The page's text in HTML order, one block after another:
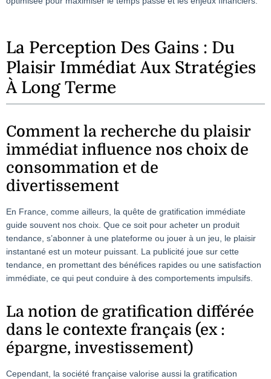
La Perception Des Gains : Du
Plaisir Immédiat Aux Stratégies
À Long Terme
Comment la recherche du plaisir
immédiat influence nos choix de
consommation et de
divertissement
En France, comme ailleurs, la quête de gratification immédiate
guide souvent nos choix. Que ce soit pour acheter un produit
tendance, s’abonner à une plateforme ou jouer à un jeu, le plaisir
instantané est un moteur puissant. La publicité joue sur cette
tendance, en promettant des bénéfices rapides ou une satisfaction
immédiate, ce qui peut conduire à des comportements impulsifs.
La notion de gratification différée
dans le contexte français (ex :
épargne, investissement)
Cependant, la société française valorise aussi la gratification